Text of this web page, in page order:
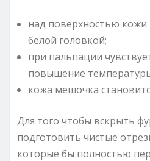
над поверхностью кожи
белой головкой;
при пальпации
повышение
кожа мешочка
Для того чтобы вскрыть
подготовить чистые
которые бы полностью